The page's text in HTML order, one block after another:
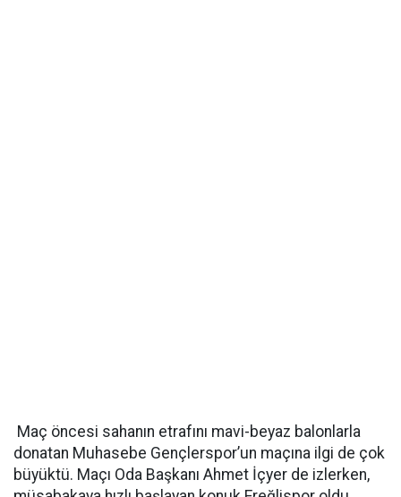
Maç öncesi sahanın etrafını mavi-beyaz balonlarla
donatan Muhasebe Gençlerspor’un maçına ilgi de çok
büyüktü. Maçı Oda Başkanı Ahmet İçyer de izlerken,